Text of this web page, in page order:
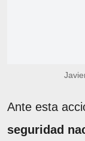
Ante esta
seguridad